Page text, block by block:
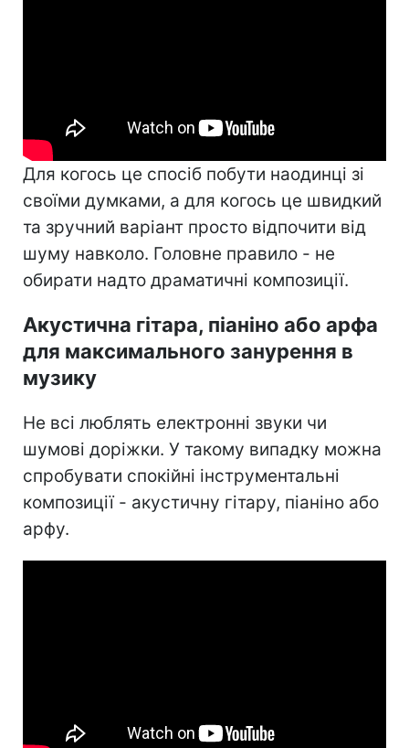
Для когось це спосіб побути наодинці зі
своїми думками, а для когось це швидкий
та зручний варіант просто відпочити від
шуму навколо. Головне правило - не
обирати надто драматичні композиції.
Акустична гітара, піаніно або арфа
для максимального занурення в
музику
Не всі люблять електронні звуки чи
шумові доріжки. У такому випадку можна
спробувати спокійні інструментальні
композиції - акустичну гітару, піаніно або
арфу.